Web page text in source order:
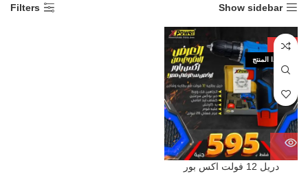
Show sidebar
Filters
-41%
نفذ هذا المنتج
دريل 12 فولت اكس بور